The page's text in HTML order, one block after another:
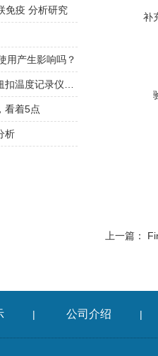
补
上一篇：
免疫 分析研究
用产生影响吗？
看着5点
析
| 公司介绍 |